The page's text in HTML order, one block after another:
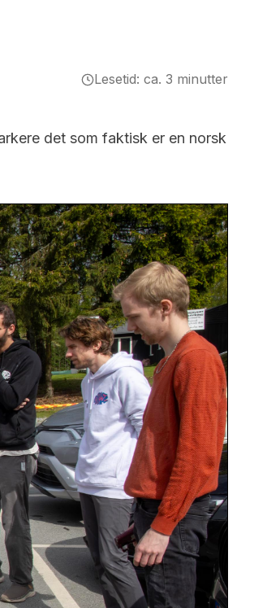
Lesetid: ca. 3 minutter
det som faktisk er en norsk